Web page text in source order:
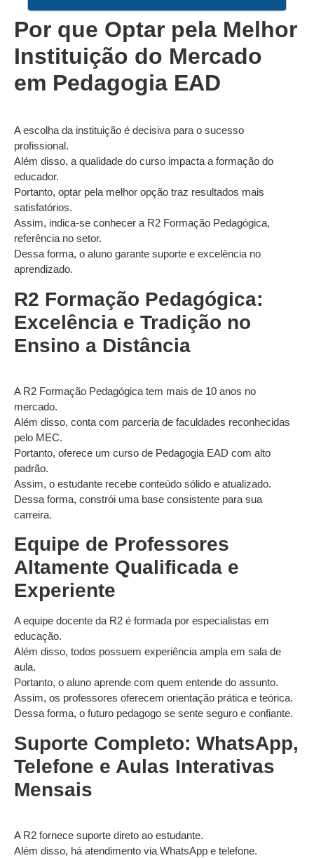
Por que Optar pela Melhor
Instituição do Mercado
em Pedagogia EAD
A escolha da instituição é decisiva para o sucesso
profissional.
Além disso, a qualidade do curso impacta a formação do
educador.
Portanto, optar pela melhor opção traz resultados mais
satisfatórios.
Assim, indica-se conhecer a R2 Formação Pedagógica,
referência no setor.
Dessa forma, o aluno garante suporte e excelência no
aprendizado.
R2 Formação Pedagógica:
Excelência e Tradição no
Ensino a Distância
A R2 Formação Pedagógica tem mais de 10 anos no
mercado.
Além disso, conta com parceria de faculdades reconhecidas
pelo MEC.
Portanto, oferece um curso de Pedagogia EAD com alto
padrão.
Assim, o estudante recebe conteúdo sólido e atualizado.
Dessa forma, constrói uma base consistente para sua
carreira.
Equipe de Professores
Altamente Qualificada e
Experiente
A equipe docente da R2 é formada por especialistas em
educação.
Além disso, todos possuem experiência ampla em sala de
aula.
Portanto, o aluno aprende com quem entende do assunto.
Assim, os professores oferecem orientação prática e teórica.
Dessa forma, o futuro pedagogo se sente seguro e confiante.
Suporte Completo: WhatsApp,
Telefone e Aulas Interativas
Mensais
A R2 fornece suporte direto ao estudante.
Além disso, há atendimento via WhatsApp e telefone.